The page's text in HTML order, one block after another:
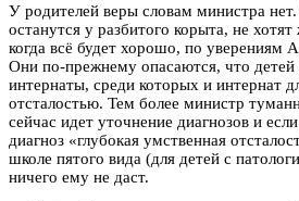
У родителей веры словам министра
останутся у разбитого корыта, не
когда всё будет хорошо, по уверениям
Они по-прежнему опасаются, что детей
интернаты, среди которых и интернат
отсталостью. Тем более министр
сейчас идет уточнение диагнозов и
диагноз «глубокая умственная
школе пятого вида (для детей с
ничего ему не даст.